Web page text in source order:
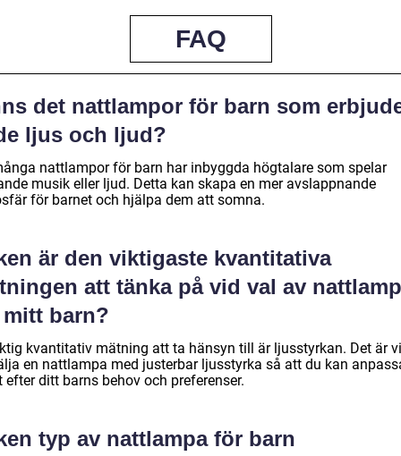
FAQ
det nattlampor för barn som
ljus och ljud?
nattlampor för barn har inbyggda högtalare som spelar
musik eller ljud. Detta kan skapa en mer avslappnande
för barnet och hjälpa dem att somna.
är den viktigaste kvantitativa
att tänka på vid val av
barn?
kvantitativ mätning att ta hänsyn till är ljusstyrkan. Det är
en nattlampa med justerbar ljusstyrka så att du kan
efter ditt barns behov och preferenser.
typ av nattlampa för barn